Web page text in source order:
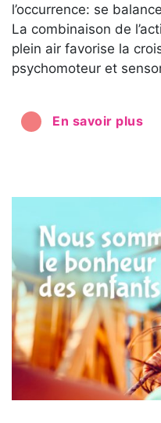
l’occurrence: se
La combinaison de
plein air favorise la
psychomoteur et
En savoir plus